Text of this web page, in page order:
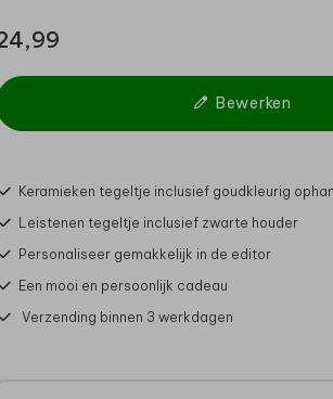
Bewerken
Keramieken tegeltje inclusief goudkleurig
Leistenen tegeltje inclusief zwarte houder
Personaliseer gemakkelijk in de editor
Een mooi en persoonlijk cadeau
Verzending binnen 3 werkdagen